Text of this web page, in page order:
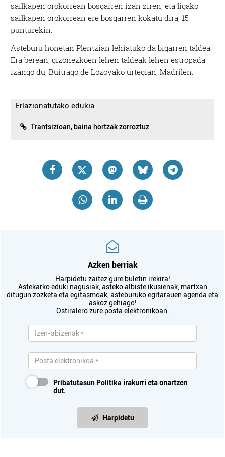
sailkapen orokorrean bosgarren izan ziren, eta ligako
sailkapen orokorrean ere bosgarren kokatu dira, 15
punturekin.
Asteburu honetan Plentzian lehiatuko da bigarren taldea.
Era berean, gizonezkoen lehen taldeak lehen estropada
izango du, Buitrago de Lozoyako urtegian, Madrilen.
Erlazionatutako edukia
Trantsizioan, baina hortzak zorroztuz
Azken berriak
Harpidetu zaitez gure buletin irekira!
Astekarko eduki nagusiak, asteko albiste ikusienak, martxan
ditugun zozketa eta egitasmoak, asteburuko egitarauen agenda eta
askoz gehiago!
Ostiralero zure posta elektronikoan.
Pribatutasun Politika irakurri eta onartzen
dut.
Harpidetu